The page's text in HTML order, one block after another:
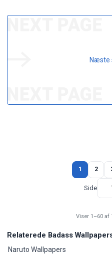
Næste
1 2
Side
Viser 1–60 af
Relaterede Badass
Naruto Wallpapers